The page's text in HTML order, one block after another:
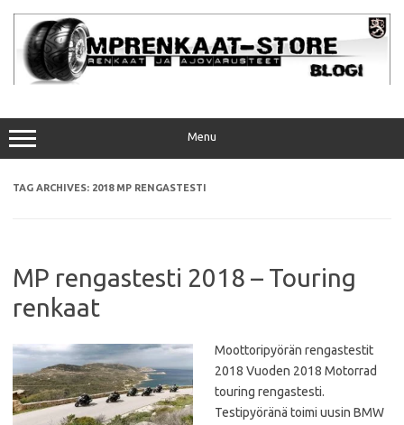
content
Menu
TAG ARCHIVES: 2018 MP RENGASTESTI
MP rengastesti 2018 – Touring
renkaat
Moottoripyörän rengastestit
2018 Vuoden 2018 Motorrad
touring rengastesti.
Testipyöränä toimi uusin BMW